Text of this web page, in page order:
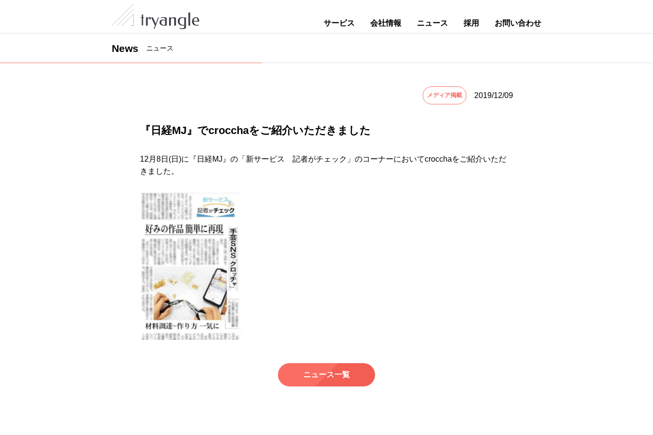
サービス 会社情報 ニュース 採用 お問い合わせ
News ニュース
メディア掲載 2019/12/09
『日経MJ』でcrocchaをご紹介いただきました
12月8日(日)に『日経MJ』の「新サービス 記者がチェック」のコーナーにおいてcrocchaをご紹介いただ
きました。
ニュース一覧